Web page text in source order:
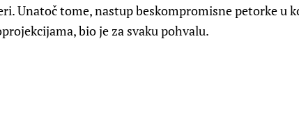
Unatoč tome, nastup beskompromisne petorke u
bio je za svaku pohvalu.